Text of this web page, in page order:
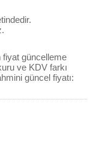
fiyat güncelleme
ve KDV farkı
güncel fiyatı: